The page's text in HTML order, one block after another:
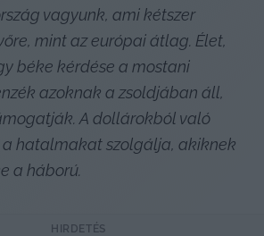
vagyunk, ami kétszer
mint az európai átlag. Élet,
béke kérdése a mostani
azoknak a zsoldjában áll,
A dollárokból való
hatalmakat szolgálja, akiknek
a háború.
HIRDETÉS